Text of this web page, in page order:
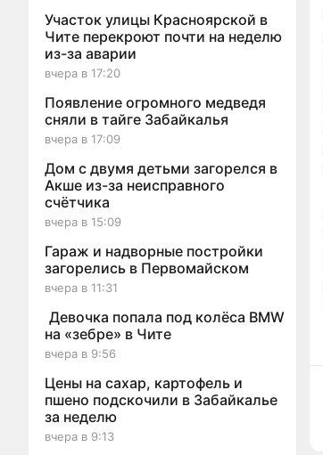
Участок улицы Красноярской в
Чите перекроют почти на неделю
из-за аварии
вчера в 17:20
Появление огромного медведя
сняли в тайге Забайкалья
вчера в 17:09
Дом с двумя детьми загорелся в
Акше из-за неисправного
счётчика
вчера в 15:09
Гараж и надворные постройки
загорелись в Первомайском
вчера в 11:31
Девочка попала под колёса BMW
на «зебре» в Чите
вчера в 9:56
Цены на сахар, картофель и
пшено подскочили в Забайкалье
за неделю
вчера в 9:13